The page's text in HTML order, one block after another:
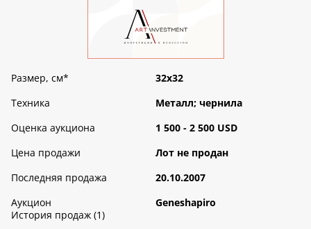
Размер, см*
32х32
Техника
Металл; чернила
Оценка аукциона
1 500 - 2 500 USD
Цена продажи
Лот не продан
Последняя продажа
20.10.2007
Аукцион
Geneshapiro
История продаж (1)